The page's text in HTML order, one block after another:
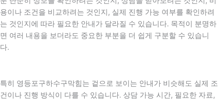
용이나 조건을 비교하려는 것인지, 실제 진행 가능 여부를 확인하려
는 것인지에 따라 필요한 안내가 달라질 수 있습니다. 목적이 분명하
면 여러 내용을 보더라도 중요한 부분을 더 쉽게 구분할 수 있습니
다.
특히 영등포구하수구막힘는 겉으로 보이는 안내가 비슷해도 실제 조
건이나 진행 방식이 다를 수 있습니다. 상담 가능 시간, 필요한 자료,